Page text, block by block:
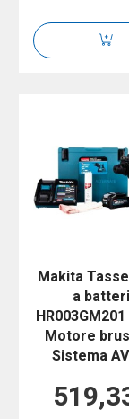
Makita
a
Motore
Sistema